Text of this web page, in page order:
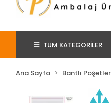
TÜM KATEGORİLER
Ana Sayfa Bantlı Poşetler